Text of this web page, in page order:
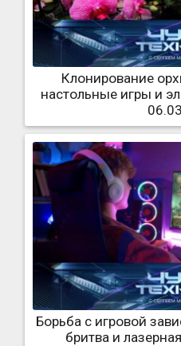
Клонирование
настольные игры и
Борьба с игровой
бритва и